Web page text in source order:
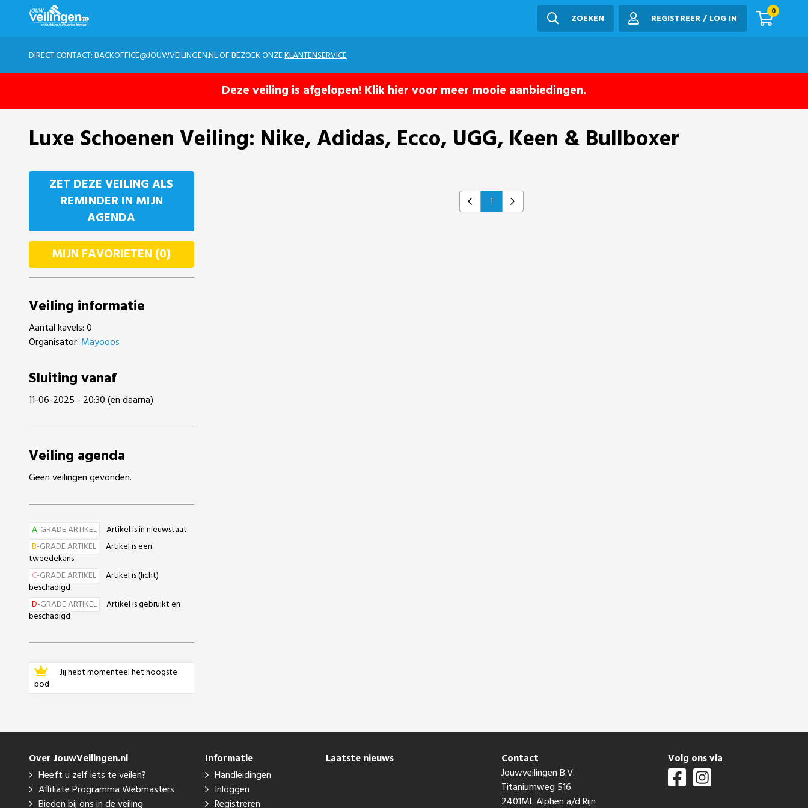
ZOEKEN REGISTREER / LOG IN
0
DIRECT CONTACT:BACKOFFICE@JOUWVEILINGEN.NLOF BEZOEK ONZEKLANTENSERVICE
Deze veiling is afgelopen! Klik hier voor meer mooie aanbiedingen.
Luxe Schoenen Veiling: Nike, Adidas, Ecco, UGG, Keen & Bullboxer
ZET DEZE VEILING ALS
REMINDER IN MIJN
AGENDA
MIJN FAVORIETEN (0)
Veiling informatie
Aantal kavels: 0
Organisator: Mayooos
Sluiting vanaf
11-06-2025 - 20:30 (en daarna)
Veiling agenda
Geen veilingen gevonden.
A-GRADE ARTIKEL
Artikel is in nieuwstaat
B-GRADE ARTIKEL
Artikel is een
tweedekans
C-GRADE ARTIKEL
Artikel is (licht)
beschadigd
D-GRADE ARTIKEL
Artikel is gebruikt en
beschadigd
Jij hebt momenteel het hoogste
bod
Previous
1 Next
Over JouwVeilingen.nl
Heeft u zelf iets te veilen?
Affiliate Programma Webmasters
Bieden bij ons in de veiling
Informatie
Handleidingen
Inloggen
Registreren
Laatste nieuws
Contact
Jouwveilingen B.V.
Titaniumweg 516
2401ML Alphen a/d Rijn
Volg ons via